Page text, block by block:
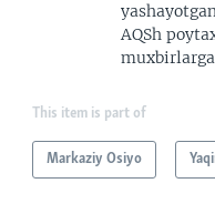
AQSh
muxbirlarga
This item is part of
Markaziy Osiyo